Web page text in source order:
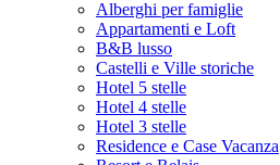
Alberghi per famiglie
Appartamenti e Loft
B&B lusso
Castelli e Ville storiche
Hotel 5 stelle
Hotel 4 stelle
Hotel 3 stelle
Residence e Case Vacanza